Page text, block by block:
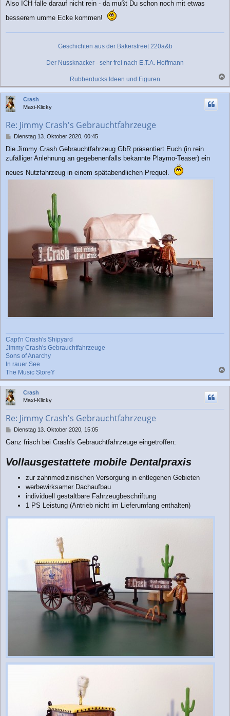
r
g
Also ICH falle darauf nicht rein - da mußt Du schon noch mit etwas
besserem umme Ecke kommen!
Geschichten aus der Bakerstreet 220a&b
Der Nussknacker - sehr frei nach E.T.A. Hoffmann
Rubberducks Ideen und Figuren
a
c
Crash
Maxi-Klicky
Re: Jimmy Crash's Gebrauchtfahrzeuge
B
i
t
a
Dienstag 13. Oktober 2020, 00:45
Die Jimmy Crash Gebrauchtfahrzeug GbR präsentiert Euch (in rein
zufälliger Anlehnung an gegebenenfalls bekannte Playmo-Teaser) ein
neues Nutzfahrzeug in einem spätabendlichen Prequel.
Capt'n Crash's Shipyard
Jimmy Crash's Gebrauchtfahrzeuge
Sons of Anarchy
In rauer See
The Music StoreY
a
c
Crash
Maxi-Klicky
Re: Jimmy Crash's Gebrauchtfahrzeuge
B
i
r
a
Dienstag 13. Oktober 2020, 15:05
Ganz frisch bei Crash's Gebrauchtfahrzeuge eingetroffen:
Vollausgestattete mobile Dentalpraxis
zur zahnmedizinischen Versorgung in entlegenen Gebieten
werbewirksamer Dachaufbau
individuell gestaltbare Fahrzeugbeschriftung
1 PS Leistung (Antrieb nicht im Lieferumfang enthalten)